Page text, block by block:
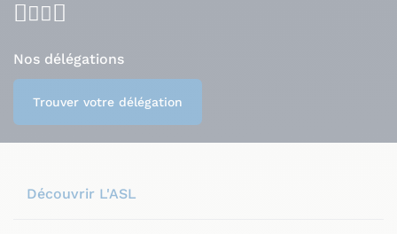
facebook
instagram
linkedin
Nos délégations
Trouver votre délégation
Découvrir L'ASL